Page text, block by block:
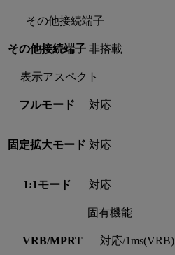
その他接続端子
その他接続端子 非搭載
表示アスペクト
フルモード 対応
固定拡大モード 対応
1:1モード 対応
固有機能
VRB/MPRT 対応/1ms(VRB)